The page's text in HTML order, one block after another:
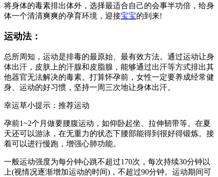
将身体的毒素排出体外，选择最适合自己的会事半功倍，给身
体一个清清爽爽的孕育环境，迎接宝宝的到来!
运动法：
总所周知，运动是排毒的最原始、最有效方法。通过运动让身
体出汗，皮肤上的汗腺和皮脂腺，能够通过出汗等方式排出其
他器官无法解决的毒素。打算怀孕前，女性一定要养成经常健
身、运动的好习惯，坚持一周三次地让身体出汗。
幸运草小提示：推荐运动
孕前1~2个月做要腰腹运动，如仰卧起坐、拉伸韧带等。在夏
天还可以游泳，在无重力的状态下腰部能得到很好得锻炼。接
着可以进行慢跑，增强心肺功能。
一般运动强度为每分钟心跳不超过170次，每次持续30分钟以
上(视情况逐渐增加运动的时间)，不超过90分钟。运动期间可